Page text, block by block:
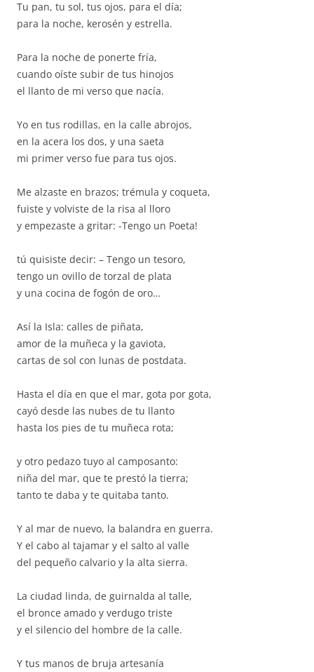
Tu pan, tu sol, tus ojos, para el día;
para la noche, kerosén y estrella.
Para la noche de ponerte fría,
cuando oíste subir de tus hinojos
el llanto de mi verso que nacía.
Yo en tus rodillas, en la calle abrojos,
en la acera los dos, y una saeta
mi primer verso fue para tus ojos.
Me alzaste en brazos; trémula y coqueta,
fuiste y volviste de la risa al lloro
y empezaste a gritar: -Tengo un Poeta!
tú quisiste decir: – Tengo un tesoro,
tengo un ovillo de torzal de plata
y una cocina de fogón de oro…
Así la Isla: calles de piñata,
amor de la muñeca y la gaviota,
cartas de sol con lunas de postdata.
Hasta el día en que el mar, gota por gota,
cayó desde las nubes de tu llanto
hasta los pies de tu muñeca rota;
y otro pedazo tuyo al camposanto:
niña del mar, que te prestó la tierra;
tanto te daba y te quitaba tanto.
Y al mar de nuevo, la balandra en guerra.
Y el cabo al tajamar y el salto al valle
del pequeño calvario y la alta sierra.
La ciudad linda, de guirnalda al talle,
el bronce amado y verdugo triste
y el silencio del hombre de la calle.
Y tus manos de bruja artesanía